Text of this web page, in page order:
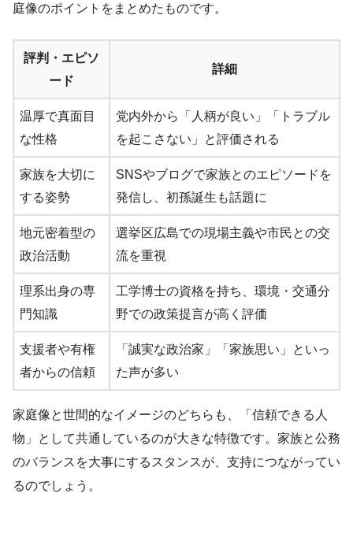
庭像のポイントをまとめたものです。
評判・エピソ
ード
詳細
温厚で真面目
な性格
党内外から「人柄が良い」「トラブル
を起こさない」と評価される
家族を大切に
する姿勢
SNSやブログで家族とのエピソードを
発信し、初孫誕生も話題に
地元密着型の
政治活動
選挙区広島での現場主義や市民との交
流を重視
理系出身の専
門知識
工学博士の資格を持ち、環境・交通分
野での政策提言が高く評価
支援者や有権
者からの信頼
「誠実な政治家」「家族思い」といっ
た声が多い
家庭像と世間的なイメージのどちらも、「信頼できる人
物」として共通しているのが大きな特徴です。家族と公務
のバランスを大事にするスタンスが、支持につながってい
るのでしょう。